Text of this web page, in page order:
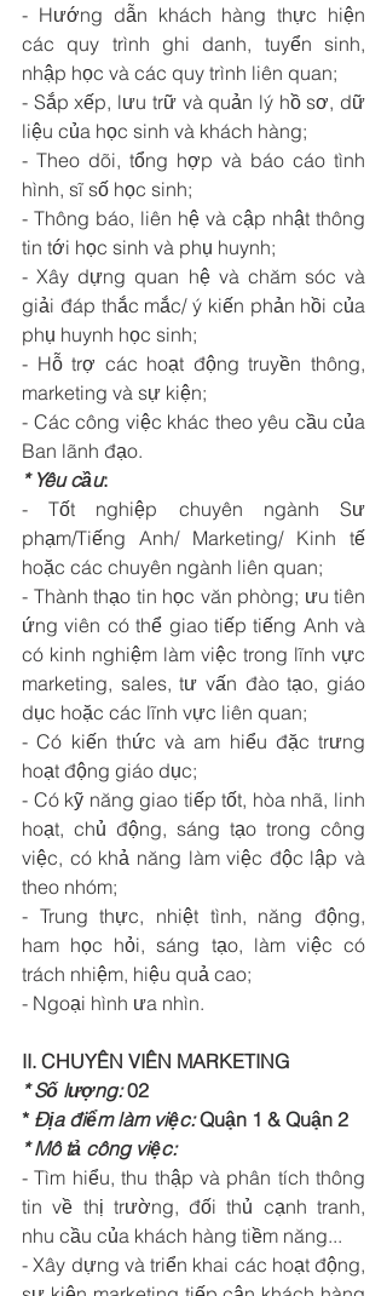
- Hướng dẫn khách hàng thực hiện
các quy trình ghi danh, tuyển sinh,
nhập học và các quy trình liên quan;
- Sắp xếp, lưu trữ và quản lý hồ sơ, dữ
liệu của học sinh và khách hàng;
- Theo dõi, tổng hợp và báo cáo tình
hình, sĩ số học sinh;
- Thông báo, liên hệ và cập nhật thông
tin tới học sinh và phụ huynh;
- Xây dựng quan hệ và chăm sóc và
giải đáp thắc mắc/ ý kiến phản hồi của
phụ huynh học sinh;
- Hỗ trợ các hoạt động truyền thông,
marketing và sự kiện;
- Các công việc khác theo yêu cầu của
Ban lãnh đạo.
* Yêu cầu:
- Tốt nghiệp chuyên ngành Sư
phạm/Tiếng Anh/ Marketing/ Kinh tế
hoặc các chuyên ngành liên quan;
- Thành thạo tin học văn phòng; ưu tiên
ứng viên có thể giao tiếp tiếng Anh và
có kinh nghiệm làm việc trong lĩnh vực
marketing, sales, tư vấn đào tạo, giáo
dục hoặc các lĩnh vực liên quan;
- Có kiến thức và am hiểu đặc trưng
hoạt động giáo dục;
- Có kỹ năng giao tiếp tốt, hòa nhã, linh
hoạt, chủ động, sáng tạo trong công
việc, có khả năng làm việc độc lập và
theo nhóm;
- Trung thực, nhiệt tình, năng động,
ham học hỏi, sáng tạo, làm việc có
trách nhiệm, hiệu quả cao;
- Ngoại hình ưa nhìn.
II. CHUYÊN VIÊN MARKETING
* Số lượng: 02
* Địa điểm làm việc: Quận 1 & Quận 2
* Mô tả công việc:
- Tìm hiểu, thu thập và phân tích thông
tin về thị trường, đối thủ cạnh tranh,
nhu cầu của khách hàng tiềm năng...
- Xây dựng và triển khai các hoạt động,